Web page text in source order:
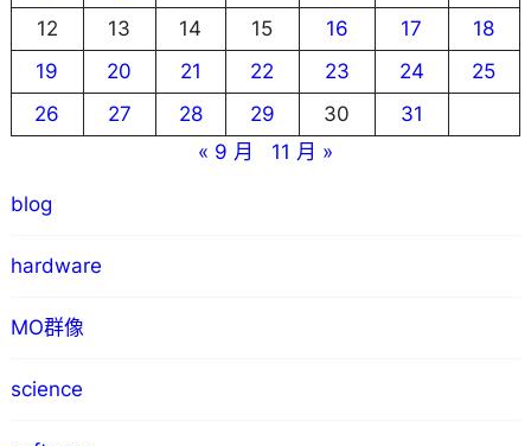
12
13 14 15 16 17
18
19
20 21 22 23 24
25
26
27 28 29 30
31
« 9 月
11 月 »
blog
hardware
MO群像
science